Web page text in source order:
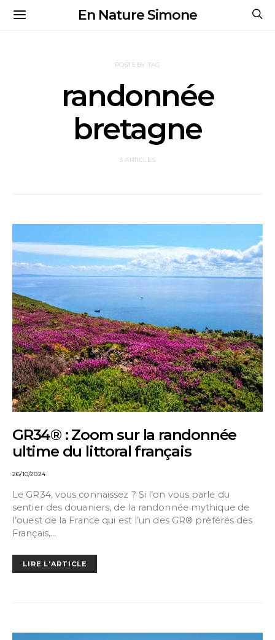
En Nature Simone
POSTS BY TAG
randonnée
bretagne
3 ARTICLES
GR34® : Zoom sur la randonnée
ultime du littoral français
26/10/2024
Le GR34, vous connaissez ? Si l’on vous parle du
sentier des douaniers, de la randonnée mythique de
l’ouest de la France qui est l’un des GR® préférés des
Français,…
LIRE L'ARTICLE